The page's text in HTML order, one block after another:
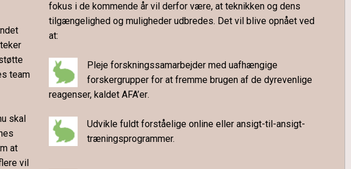
team
skal
at
vil
fokus i de kommende år vil derfor være, at teknikken og dens
tilgængelighed og muligheder udbredes. Det vil blive opnået ved
at:
Pleje forskningssamarbejder med uafhængige
forskergrupper for at fremme brugen af de dyrevenlige
reagenser, kaldetAFA’er.
Udvikle fuldt forståelige online eller ansigt-til-ansigt-
træningsprogrammer.